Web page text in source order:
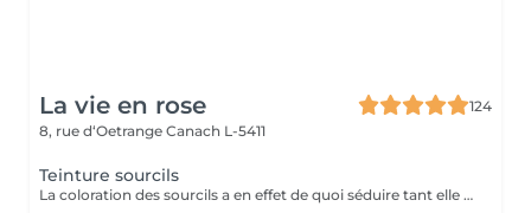
La vie en rose
124
8, rue d‘Oetrange Canach L-5411
Teinture sourcils
La coloration des sourcils a en effet de quoi séduire tant elle met les yeux en valeur : elle permet, avec un temps de pose très court, de définir une jolie ligne et de créer une impression de sourcils fournis, à la couleur intense, le tout pour une tenue d'environ trois semaines.